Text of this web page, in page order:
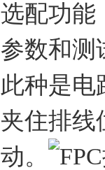
选配功能
参数和测
此种是电
夹住排线
动。